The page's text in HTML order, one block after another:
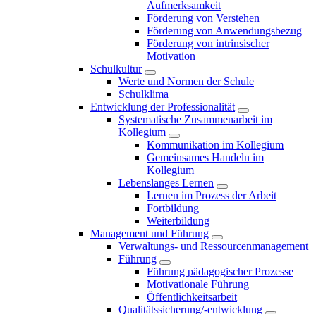
Aufmerksamkeit
Förderung von Verstehen
Förderung von Anwendungsbezug
Förderung von intrinsischer
Motivation
Schulkultur
Werte und Normen der Schule
Schulklima
Entwicklung der Professionalität
Systematische Zusammenarbeit im
Kollegium
Kommunikation im Kollegium
Gemeinsames Handeln im
Kollegium
Lebenslanges Lernen
Lernen im Prozess der Arbeit
Fortbildung
Weiterbildung
Management und Führung
Verwaltungs- und Ressourcenmanagement
Führung
Führung pädagogischer Prozesse
Motivationale Führung
Öffentlichkeitsarbeit
Qualitätssicherung/-entwicklung